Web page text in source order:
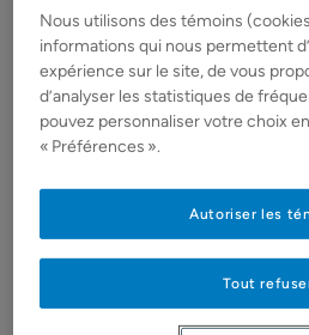
moderniser les pratiques de
barrages face aux
Nous utilisons des témoins
informations qui nous permettent
expérience sur le site, de vous
d’analyser les statistiques de
pouvez personnaliser votre choix
« Préférences ».
Tout
Autoriser les